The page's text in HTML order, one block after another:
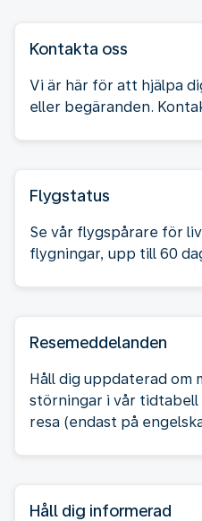
Kontakta oss
Vi är här för att hjälpa
eller begäranden.
Flygstatus
Se vår flygspårare för
flygningar, upp till 60
Resemeddelanden
Håll dig uppdaterad om
störningar i vår tidtabell
resa (endast på
Håll dig informerad